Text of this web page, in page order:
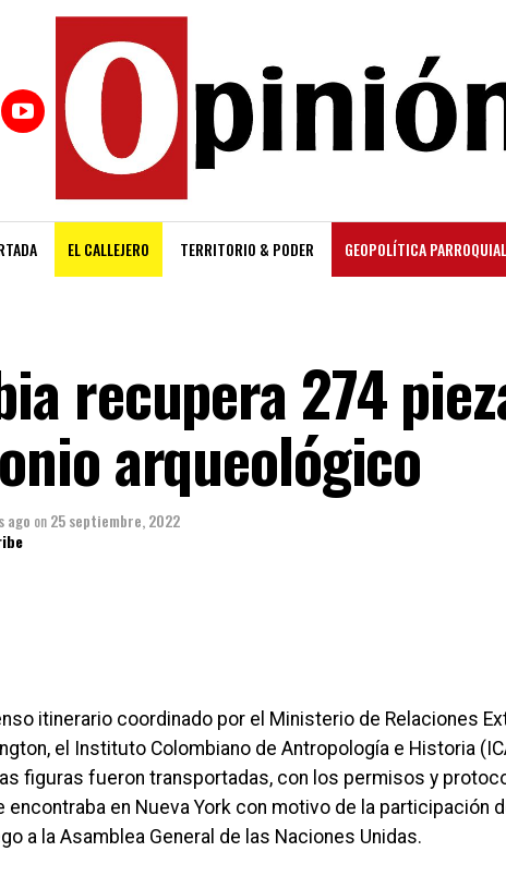
EL CALLEJERO TERRITORIO & PODER GEOPOLÍTICA PARROQUIAL
recupera 274
arqueológico
ago on25 septiembre, 2022
itinerario coordinado por el Ministerio de Relaciones
el Instituto Colombiano de Antropología e Historia
figuras fueron transportadas, con los permisos y
encontraba en Nueva York con motivo de la participación
a la Asamblea General de las Naciones Unidas.